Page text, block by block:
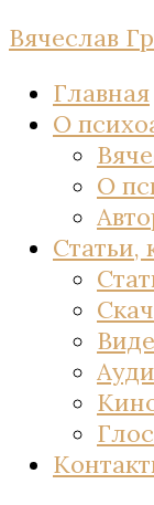
Вячеслав
Главная
О
О